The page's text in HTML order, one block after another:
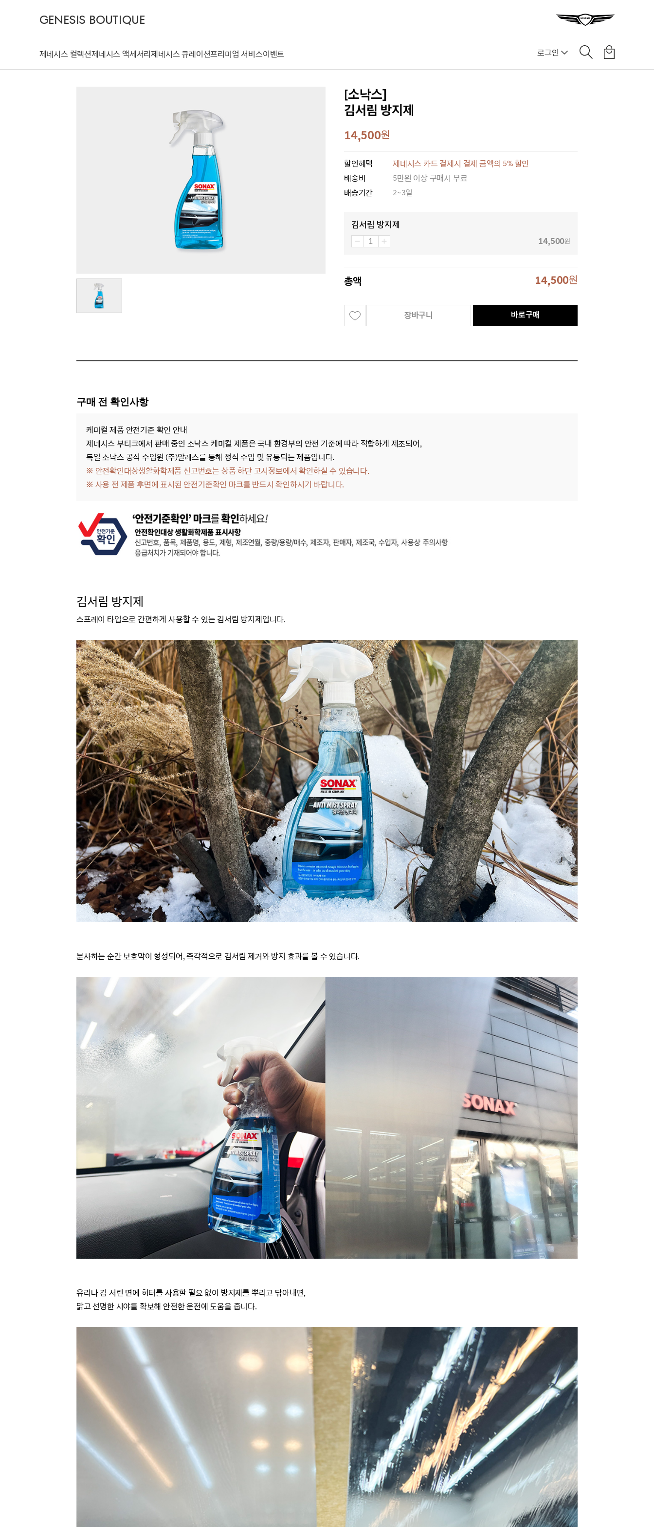
GENESIS BOUTIQUE
제네시스 컬렉션제네시스 액세서리제네시스 큐레이션프리미엄 서비스이벤트 로그인
[소낙스]
김서림 방지제
14,500원
할인혜택
제네시스 카드 결제시 결제 금액의 5% 할인
배송비
5만원 이상 구매시 무료
배송기간
2~3일
김서림 방지제
14,500원
총액 14,500원
장바구니 바로구매
구매 전 확인사항
케미컬 제품 안전기준 확인 안내
제네시스 부티크에서 판매 중인 소낙스 케미컬 제품은 국내 환경부의 안전 기준에 따라 적합하게 제조되어,
독일 소낙스 공식 수입원 (주)알레스를 통해 정식 수입 및 유통되는 제품입니다.
※ 안전확인대상생활화학제품 신고번호는 상품 하단 고시정보에서 확인하실 수 있습니다.
※ 사용 전 제품 후면에 표시된 안전기준확인 마크를 반드시 확인하시기 바랍니다.
김서림 방지제
스프레이 타입으로 간편하게 사용할 수 있는 김서림 방지제입니다.
분사하는 순간 보호막이 형성되어, 즉각적으로 김서림 제거와 방지 효과를 볼 수 있습니다.
유리나 김 서린 면에 히터를 사용할 필요 없이 방지제를 뿌리고 닦아내면,
맑고 선명한 시야를 확보해 안전한 운전에 도움을 줍니다.